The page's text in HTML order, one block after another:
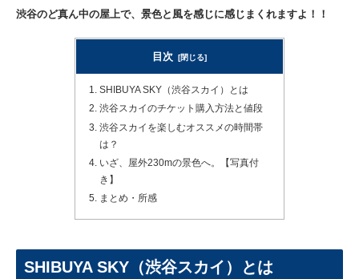
渋谷のど真ん中の屋上で、景色と風を感じに感じまくれますよ！！
目次
SHIBUYA SKY（渋谷スカイ）とは
渋谷スカイのチケット購入方法と値段
渋谷スカイを楽しむオススメの時間帯
は？
いざ、屋外230mの景色へ。【写真付
き】
まとめ・所感
SHIBUYA SKY（渋谷スカイ）とは